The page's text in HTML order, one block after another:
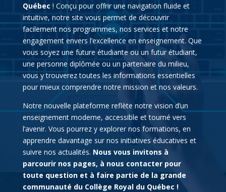
Québec ! Conçu pour offrir une navigation fluide et
intuitive, notre site vous permet de découvrir
facilement nos programmes, nos services et notre
engagement envers l’excellence en enseignement. Que
vous soyez une future étudiante ou un futur étudiant,
une personne diplômée ou un partenaire du milieu,
vous y trouverez toutes les informations essentielles
pour mieux comprendre notre mission et nos valeurs.
Notre nouvelle plateforme reflète notre vision d’un
enseignement moderne, accessible et tourné vers
l’avenir. Vous pourrez y explorer nos formations, en
apprendre davantage sur nos initiatives éducatives et
suivre nos actualités. Nous vous invitons à
parcourir nos pages, à nous contacter pour
toute question et à faire partie de la grande
communauté du Collège Royal du Québec !